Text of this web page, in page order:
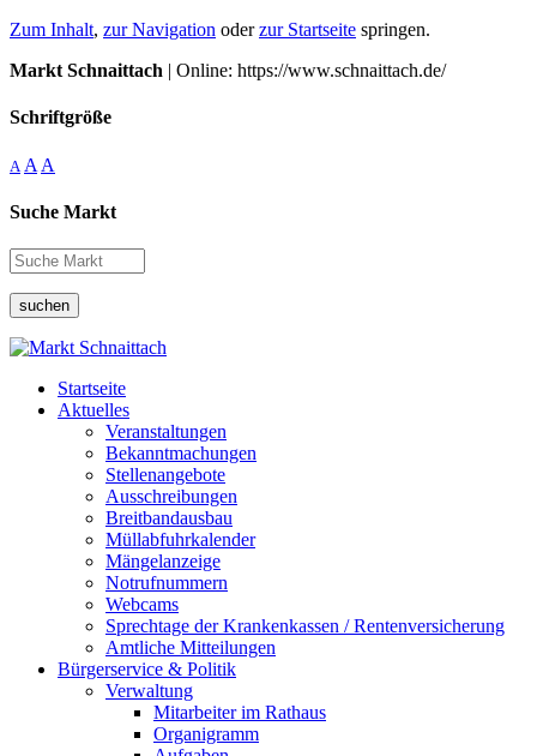
Zum Inhalt, zur Navigation oderzur Startseite springen.
Markt Schnaittach | Online: https://www.schnaittach.de/
Schriftgröße
A A A
Suche Markt
suchen
Startseite
Aktuelles
Veranstaltungen
Bekanntmachungen
Stellenangebote
Ausschreibungen
Breitbandausbau
Müllabfuhrkalender
Mängelanzeige
Notrufnummern
Webcams
Sprechtage der Krankenkassen / Rentenversicherung
Amtliche Mitteilungen
Bürgerservice & Politik
Verwaltung
Mitarbeiter im Rathaus
Organigramm